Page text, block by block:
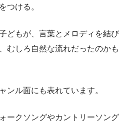
つける。
どもが、言葉とメロディを結び
むしろ自然な流れだったのかも
ンル面にも表れています。
ークソングやカントリーソング